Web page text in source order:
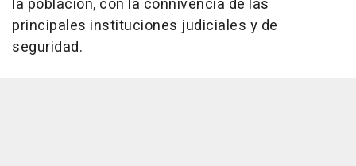
la población, con la connivencia de las
principales instituciones judiciales y de
seguridad.